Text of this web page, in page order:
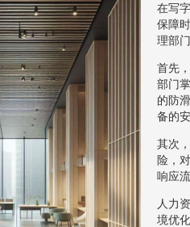
在写
保障
理部
首先
部门
的防
备的
其次
险，
响应
人力
境优